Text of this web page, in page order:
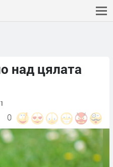
над цялата
0